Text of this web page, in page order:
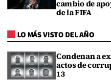
cambio de
de la FIFA
LO MÁS VISTO DEL AÑO
Condenan a
actos de
13